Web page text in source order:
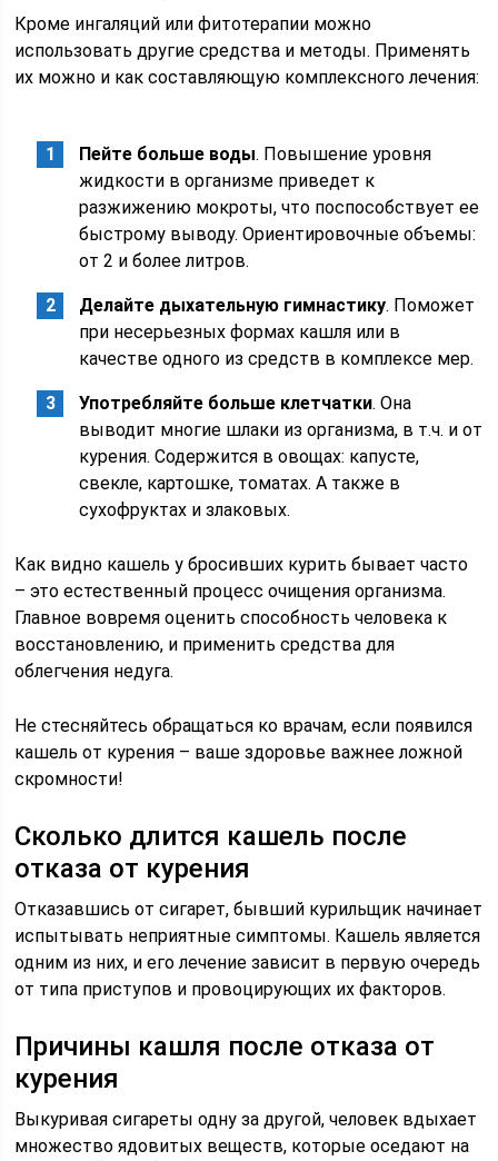
Кроме ингаляций или фитотерапии можно
использовать другие средства и методы. Применять
их можно и как составляющую комплексного лечения:
Пейте больше воды. Повышение уровня
жидкости в организме приведет к
разжижению мокроты, что поспособствует ее
быстрому выводу. Ориентировочные объемы:
от 2 и более литров.
Делайте дыхательную гимнастику. Поможет
при несерьезных формах кашля или в
качестве одного из средств в комплексе мер.
Употребляйте больше клетчатки. Она
выводит многие шлаки из организма, в т.ч. и от
курения. Содержится в овощах: капусте,
свекле, картошке, томатах. А также в
сухофруктах и злаковых.
Как видно кашель у бросивших курить бывает часто
– это естественный процесс очищения организма.
Главное вовремя оценить способность человека к
восстановлению, и применить средства для
облегчения недуга.
Не стесняйтесь обращаться ко врачам, если появился
кашель от курения – ваше здоровье важнее ложной
скромности!
Сколько длится кашель после
отказа от курения
Отказавшись от сигарет, бывший курильщик начинает
испытывать неприятные симптомы. Кашель является
одним из них, и его лечение зависит в первую очередь
от типа приступов и провоцирующих их факторов.
Причины кашля после отказа от
курения
Выкуривая сигареты одну за другой, человек вдыхает
множество ядовитых веществ, которые оседают на